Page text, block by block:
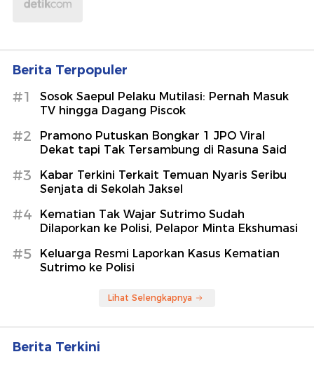
Berita Terpopuler
#1
Sosok Saepul Pelaku Mutilasi: Pernah Masuk
TV hingga Dagang Piscok
#2
Pramono Putuskan Bongkar 1 JPO Viral
Dekat tapi Tak Tersambung di Rasuna Said
#3
Kabar Terkini Terkait Temuan Nyaris Seribu
Senjata di Sekolah Jaksel
#4
Kematian Tak Wajar Sutrimo Sudah
Dilaporkan ke Polisi, Pelapor Minta Ekshumasi
#5
Keluarga Resmi Laporkan Kasus Kematian
Sutrimo ke Polisi
Lihat Selengkapnya
Berita Terkini